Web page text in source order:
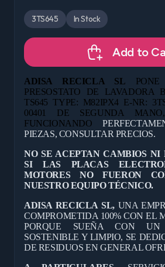
3TS645 In Stock
Add to
ADISA RECICLA SL
PRESOSTATO DE LAVADORA
TS645 TYPE: M82IPX4 E-NR:
00401 DE SEGUNDA
FUNCIONANDO
PIEZAS, CONSULTAR PRECIOS.
NO SE ACEPTAN CAMBIOS NI
SI LAS PLACAS
MOTORES NO FUERON
NUESTRO EQUIPO TÉCNICO.
ADISA RECICLA SL, UNA
COMPROMETIDA 100% CON EL
PORQUE SUEÑA CON
SOSTENIBLE Y LIMPIO, SE
DE RESIDUOS EN GENERAL